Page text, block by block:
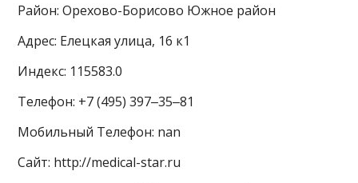
Район: Орехово-Борисово Южное район
Адрес: Елецкая улица, 16 к1
Индекс: 115583.0
Телефон: +7 (495) 397‒35‒81
Мобильный Телефон: nan
Сайт: http://medical-star.ru